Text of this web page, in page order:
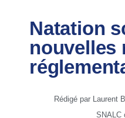
Natation
nouvelles
Rédigé par Laurent
SNALC